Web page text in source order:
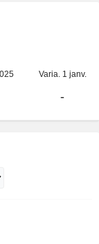
Varia. 1 janv.
-